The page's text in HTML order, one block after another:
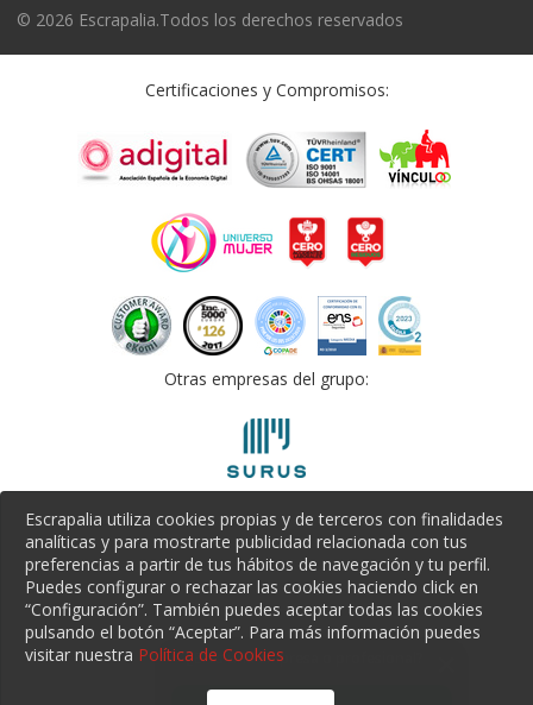
© 2026 Escrapalia.Todos los derechos reservados
Certificaciones y Compromisos:
Otras empresas del grupo:
¿Eres una empresa o profesional?
Escrapalia utiliza cookies propias y de terceros con finalidades
analíticas y para mostrarte publicidad relacionada con tus
preferencias a partir de tus hábitos de navegación y tu perfil.
Puedes configurar o rechazar las cookies haciendo click en
“Configuración”. También puedes aceptar todas las cookies
pulsando el botón “Aceptar”. Para más información puedes
visitar nuestra Política de Cookies